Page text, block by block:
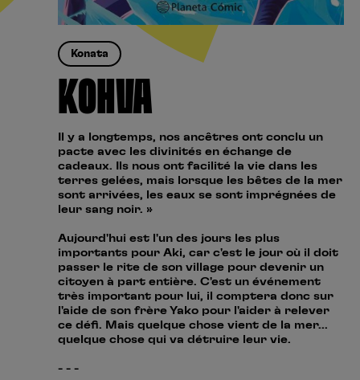
Konata
KOHVA
Il y a longtemps, nos ancêtres ont conclu un
pacte avec les divinités en échange de
cadeaux. Ils nous ont facilité la vie dans les
terres gelées, mais lorsque les bêtes de la mer
sont arrivées, les eaux se sont imprégnées de
leur sang noir. »
Aujourd'hui est l'un des jours les plus
importants pour Aki, car c'est le jour où il doit
passer le rite de son village pour devenir un
citoyen à part entière. C'est un événement
très important pour lui, il comptera donc sur
l'aide de son frère Yako pour l'aider à relever
ce défi. Mais quelque chose vient de la mer...
quelque chose qui va détruire leur vie.
- - -